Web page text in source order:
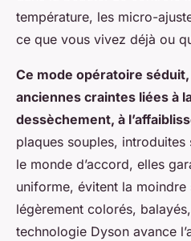
température, les micro-
ce que vous vivez déjà ou
Ce mode opératoire
anciennes craintes liées à
dessèchement, à
plaques souples,
le monde d’accord, elles
uniforme, évitent la moindre
légèrement colorés,
technologie Dyson avance